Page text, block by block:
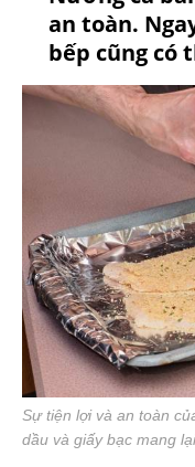
an toàn.
bếp cũng có
Sự tiện lợi và an toàn
dầu và giấy bạc mang